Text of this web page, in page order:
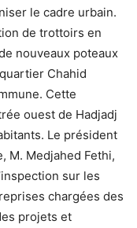
le cadre urbain.
de trottoirs en
nouveaux poteaux
Chahid
Cette
ouest de Hadjadj
Le président
M. Medjahed Fethi,
sur les
chargées des
projets et